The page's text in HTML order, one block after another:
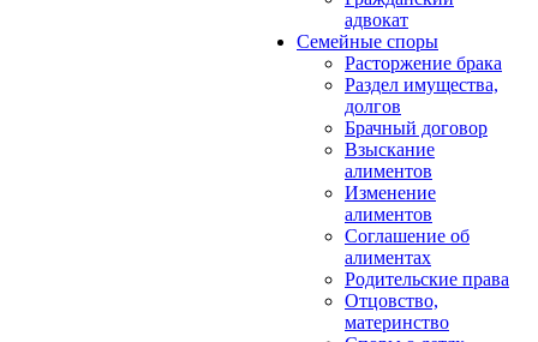
адвокат
Семейные споры
Расторжение брака
Раздел имущества,
долгов
Брачный договор
Взыскание
алиментов
Изменение
алиментов
Соглашение об
алиментах
Родительские права
Отцовство,
материнство